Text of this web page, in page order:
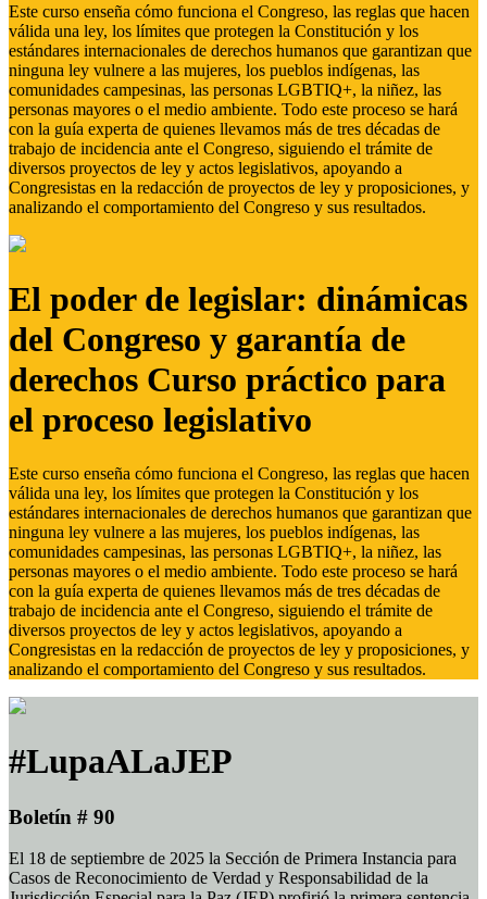
Este curso enseña cómo funciona el Congreso, las reglas que hacen
válida una ley, los límites que protegen la Constitución y los
estándares internacionales de derechos humanos que garantizan que
ninguna ley vulnere a las mujeres, los pueblos indígenas, las
comunidades campesinas, las personas LGBTIQ+, la niñez, las
personas mayores o el medio ambiente. Todo este proceso se hará
con la guía experta de quienes llevamos más de tres décadas de
trabajo de incidencia ante el Congreso, siguiendo el trámite de
diversos proyectos de ley y actos legislativos, apoyando a
Congresistas en la redacción de proyectos de ley y proposiciones, y
analizando el comportamiento del Congreso y sus resultados.
El poder de legislar: dinámicas
del Congreso y garantía de
derechos Curso práctico para
el proceso legislativo
Este curso enseña cómo funciona el Congreso, las reglas que hacen
válida una ley, los límites que protegen la Constitución y los
estándares internacionales de derechos humanos que garantizan que
ninguna ley vulnere a las mujeres, los pueblos indígenas, las
comunidades campesinas, las personas LGBTIQ+, la niñez, las
personas mayores o el medio ambiente. Todo este proceso se hará
con la guía experta de quienes llevamos más de tres décadas de
trabajo de incidencia ante el Congreso, siguiendo el trámite de
diversos proyectos de ley y actos legislativos, apoyando a
Congresistas en la redacción de proyectos de ley y proposiciones, y
analizando el comportamiento del Congreso y sus resultados.
#LupaALaJEP
Boletín # 90
El 18 de septiembre de 2025 la Sección de Primera Instancia para
Casos de Reconocimiento de Verdad y Responsabilidad de la